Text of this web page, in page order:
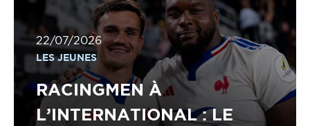
22/07/2026
LES JEUNES
RACINGMEN À
L’INTERNATIONAL : LE